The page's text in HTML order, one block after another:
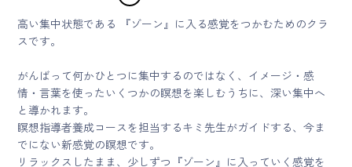
高い集中状態である 『ゾーン』に入る感覚をつかむためのクラ
スです。
がんばって何かひとつに集中するのではなく、イメージ・感
情・言葉を使ったいくつかの瞑想を楽しむうちに、深い集中へ
と導かれます。
瞑想指導者養成コースを担当するキミ先生がガイドする、今ま
でにない新感覚の瞑想です。
リラックスしたまま、少しずつ『ゾーン』に入っていく感覚を